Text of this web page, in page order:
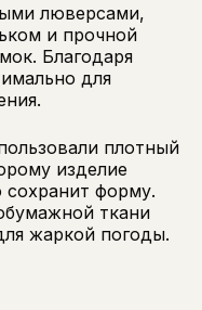
люверсами,
и прочной
Благодаря
для
плотный
изделие
сохранит форму.
ткани
жаркой погоды.